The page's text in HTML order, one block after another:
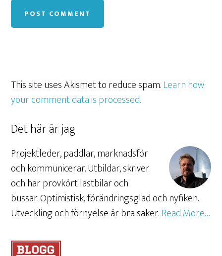
This site uses Akismet to reduce spam.Learn how
your comment data is processed.
Det här är jag
Projektleder, paddlar, marknadsför
och kommunicerar. Utbildar, skriver
och har provkört lastbilar och
bussar. Optimistisk, förändringsglad och nyfiken.
Utveckling och förnyelse är bra saker.Read More…